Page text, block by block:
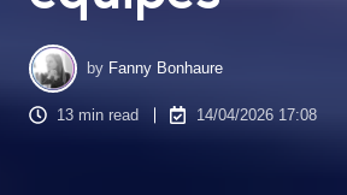
by Fanny Bonhaure
13 min read 14/04/2026 17:08